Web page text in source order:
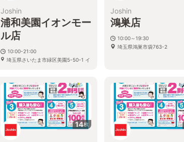
Joshin
浦和美園イオンモー
ル店
10:00-21:00
埼玉県さいたま市緑区美園5-50-1 イ
Joshin
鴻巣店
10:00～19:30
埼玉県鴻巣市袋763-2
14枚